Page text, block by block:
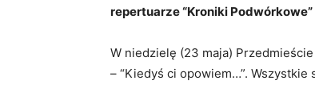
repertuarze “Kroniki
W niedzielę (23 maja)
– “Kiedyś ci opowiem…”. Wszystkie